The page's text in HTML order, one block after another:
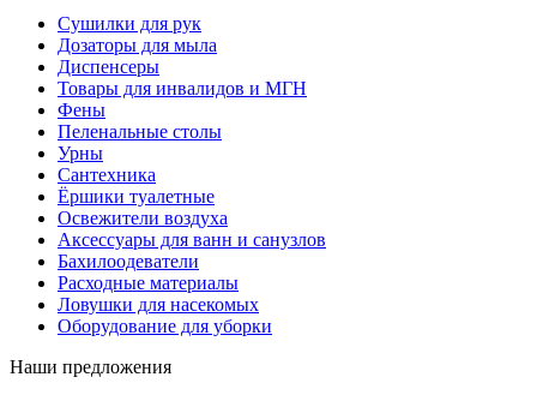
Сушилки для рук
Дозаторы для мыла
Диспенсеры
Товары для инвалидов и МГН
Фены
Пеленальные столы
Урны
Сантехника
Ёршики туалетные
Освежители воздуха
Аксессуары для ванн и санузлов
Бахилоодеватели
Расходные материалы
Ловушки для насекомых
Оборудование для уборки
Наши предложения